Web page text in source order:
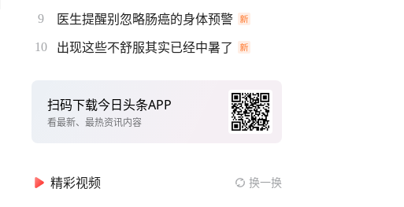
9 医生提醒别忽略肠癌的身体预警
10 出现这些不舒服其实已经中暑了
扫码下载今日头条APP
看最新、最热资讯内容
精彩视频 换一换